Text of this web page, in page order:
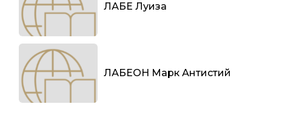
ЛАБЕ Луиза
ЛАБЕОН Марк Антистий